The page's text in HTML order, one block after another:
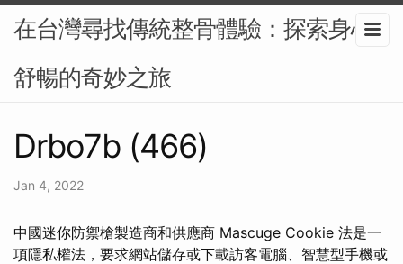
在台灣尋找傳統整骨體驗：探索身心
舒暢的奇妙之旅
Drbo7b (466)
Jan 4, 2022
中國迷你防禦槍製造商和供應商 Mascuge Cookie 法是一
項隱私權法，要求網站儲存或下載訪客電腦、智慧型手機或